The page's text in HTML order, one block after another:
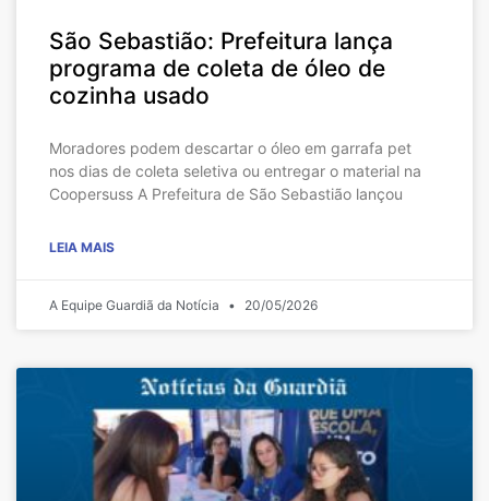
São Sebastião: Prefeitura lança
programa de coleta de óleo de
cozinha usado
Moradores podem descartar o óleo em garrafa pet
nos dias de coleta seletiva ou entregar o material na
Coopersuss A Prefeitura de São Sebastião lançou
LEIA MAIS
A Equipe Guardiã da Notícia 20/05/2026